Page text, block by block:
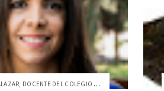
DANIELA SALAZAR, DOCENTE DEL COLEGIO DE ...